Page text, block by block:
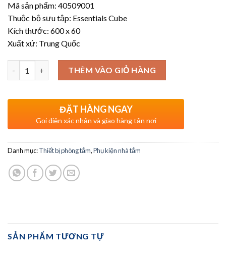
Mã sản phẩm: 40509001
Thuộc bộ sưu tập: Essentials Cube
Kích thước: 600 x 60
Xuất xứ: Trung Quốc
THÊM VÀO GIỎ HÀNG
ĐẶT HÀNG NGAY
Gọi điện xác nhận và giao hàng tận nơi
Danh mục:Thiết bị phòng tắm,Phụ kiện nhà tắm
SẢN PHẨM TƯƠNG TỰ